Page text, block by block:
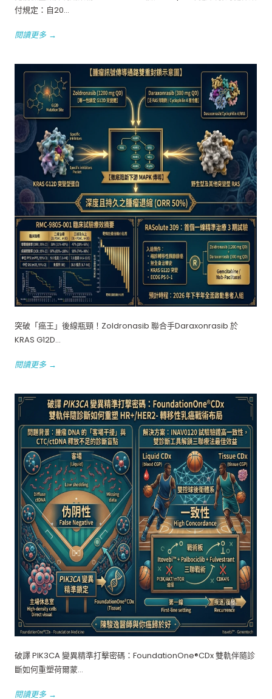
付規定：自20...
閱讀更多 →
突破「癌王」後線瓶頸！Zoldronasib 聯合手Daraxonrasib 於
KRAS G12D...
閱讀更多 →
破譯 PIK3CA 變異精準打擊密碼：FoundationOne®CDx 雙軌伴隨診
斷如何重塑荷爾蒙...
閱讀更多 →